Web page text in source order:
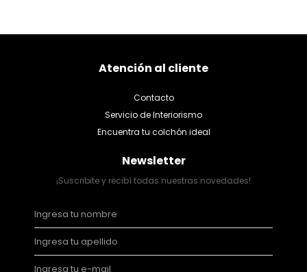
Atención al cliente
Contacto
Servicio de Interiorismo
Encuentra tu colchón ideal
Newsletter
¡Suscribite y recibí todas nuestras novedades!